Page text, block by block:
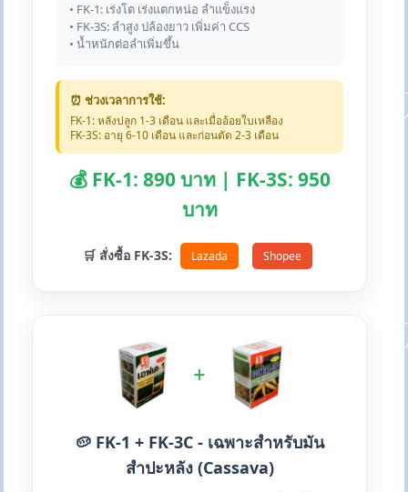
• FK-1: เร่งโต เร่งแตกหน่อ ลำแข็งแรง
• FK-3S: ลำสูง ปล้องยาว เพิ่มค่า CCS
• น้ำหนักต่อลำเพิ่มขึ้น
⏰ ช่วงเวลาการใช้:
FK-1: หลังปลูก 1-3 เดือน และเมื่ออ้อยใบเหลือง
FK-3S: อายุ 6-10 เดือน และก่อนตัด 2-3 เดือน
💰 FK-1: 890 บาท | FK-3S: 950
บาท
🛒 สั่งซื้อ FK-3S: Lazada Shopee
+
🥔 FK-1 + FK-3C - เฉพาะสำหรับมัน
สำปะหลัง (Cassava)